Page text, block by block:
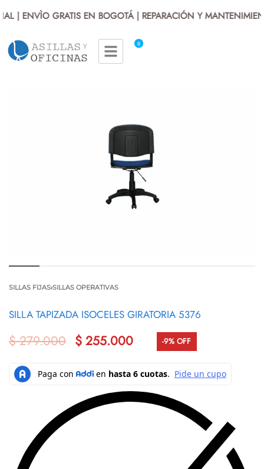
| ENVÌO GRATIS EN BOGOTÁ | REPARACIÓN Y
0
SILLAS FIJAS›SILLAS OPERATIVAS
SILLA TAPIZADA ISOCELES GIRATORIA 5376
$279.000 $ 255.000 -9% OFF